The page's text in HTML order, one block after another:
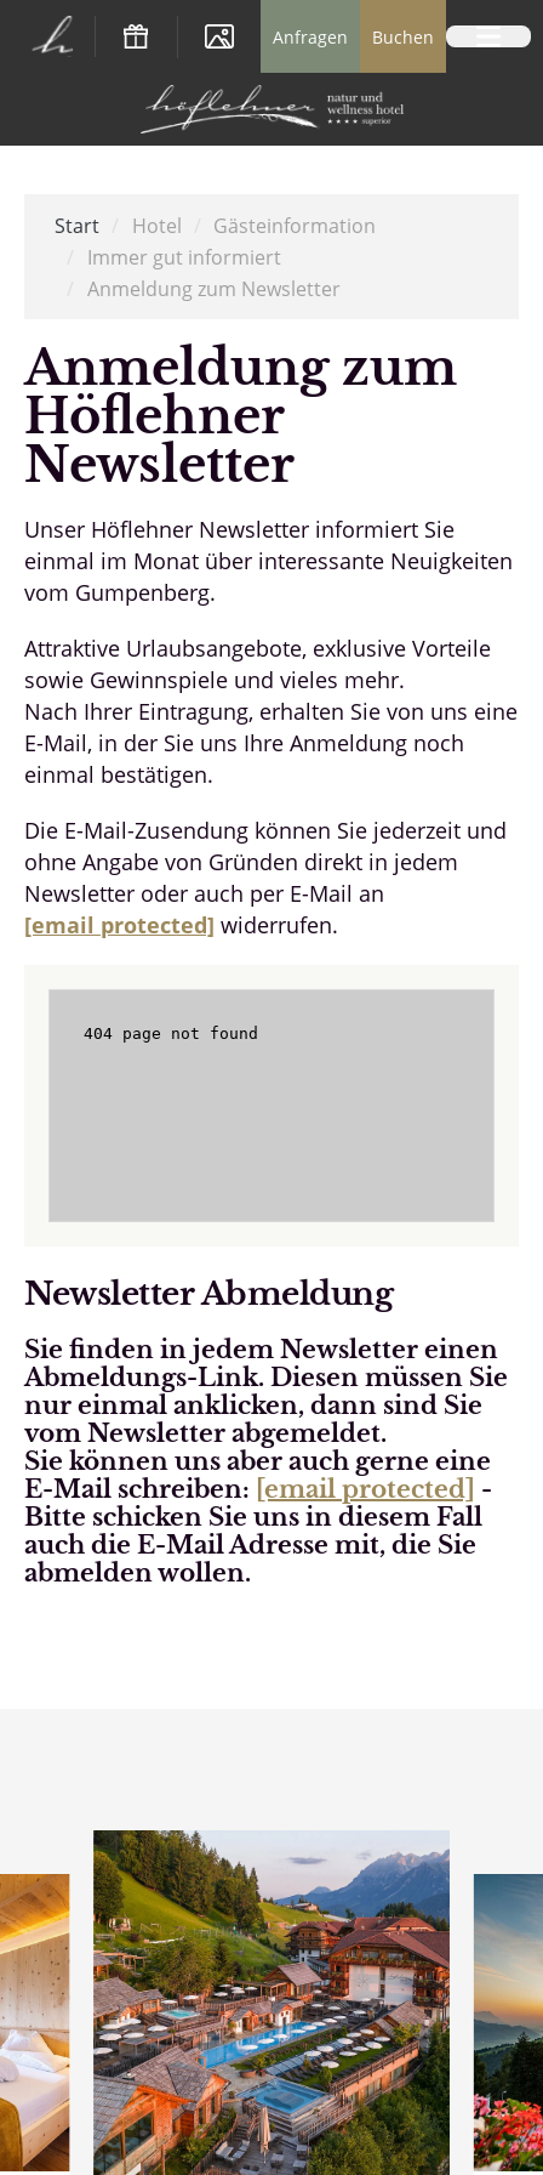
Logo Natur- und Wellnesshotel Höflehner
Anfragen Buchen
Start Hotel
Gästeinformation
Immer gut informiert
Anmeldung zum Newsletter
Anmeldung zum
Höflehner
Newsletter
Unser Höflehner Newsletter informiert Sie
einmal im Monat über interessante Neuigkeiten
vom Gumpenberg.
Attraktive Urlaubsangebote, exklusive Vorteile
sowie Gewinnspiele und vieles mehr.
Nach Ihrer Eintragung, erhalten Sie von uns eine
E-Mail, in der Sie uns Ihre Anmeldung noch
einmal bestätigen.
Die E-Mail-Zusendung können Sie jederzeit und
ohne Angabe von Gründen direkt in jedem
Newsletter oder auch per E-Mail an
[email protected] widerrufen.
Newsletter Abmeldung
Sie finden in jedem Newsletter einen
Abmeldungs-Link. Diesen müssen Sie
nur einmal anklicken, dann sind Sie
vom Newsletter abgemeldet.
Sie können uns aber auch gerne eine
E-Mail schreiben: [email protected] -
Bitte schicken Sie uns in diesem Fall
auch die E-Mail Adresse mit, die Sie
abmelden wollen.